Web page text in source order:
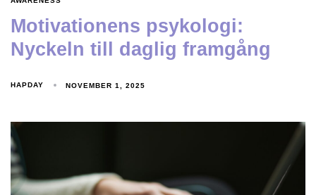
Motivationens psykologi:
Nyckeln till daglig framgång
HAPDAY NOVEMBER 1, 2025